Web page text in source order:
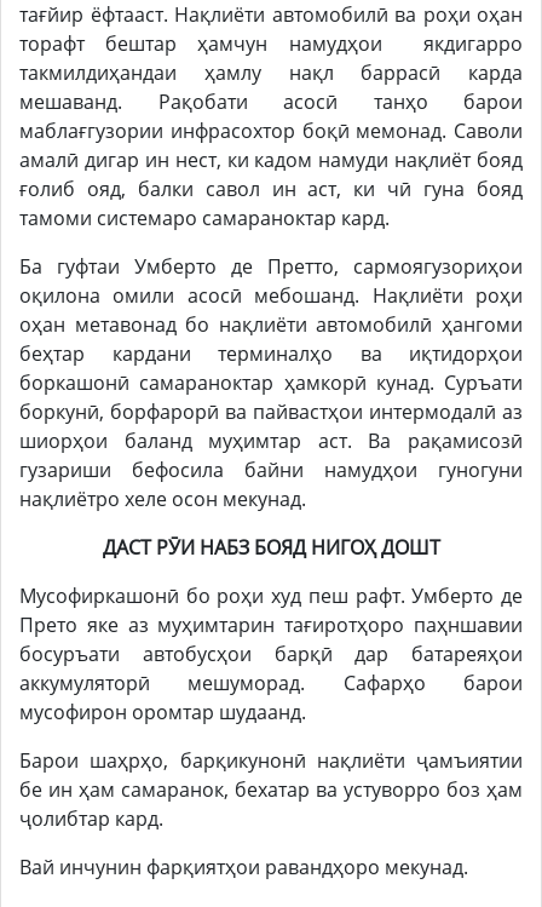
тағйир ёфтааст. Нақлиёти автомобилӣ ва роҳи оҳан
торафт бештар ҳамчун намудҳои якдигарро
такмилдиҳандаи ҳамлу нақл баррасӣ карда
мешаванд. Рақобати асосӣ танҳо барои
маблағгузории инфрасохтор боқӣ мемонад. Саволи
амалӣ дигар ин нест, ки кадом намуди нақлиёт бояд
ғолиб ояд, балки савол ин аст, ки чӣ гуна бояд
тамоми системаро самараноктар кард.
Ба гуфтаи Умберто де Претто, сармоягузориҳои
оқилона омили асосӣ мебошанд. Нақлиёти роҳи
оҳан метавонад бо нақлиёти автомобилӣ ҳангоми
беҳтар кардани терминалҳо ва иқтидорҳои
боркашонӣ самараноктар ҳамкорӣ кунад. Суръати
боркунӣ, борфарорӣ ва пайвастҳои интермодалӣ аз
шиорҳои баланд муҳимтар аст. Ва рақамисозӣ
гузариши бефосила байни намудҳои гуногуни
нақлиётро хеле осон мекунад.
ДАСТ РӮИ НАБЗ БОЯД НИГОҲ ДОШТ
Мусофиркашонӣ бо роҳи худ пеш рафт. Умберто де
Прето яке аз муҳимтарин тағиротҳоро паҳншавии
босуръати автобусҳои барқӣ дар батареяҳои
аккумуляторӣ мешуморад. Сафарҳо барои
мусофирон оромтар шудаанд.
Барои шаҳрҳо, барқикунонӣ нақлиёти ҷамъиятии
бе ин ҳам самаранок, бехатар ва устуворро боз ҳам
ҷолибтар кард.
Вай инчунин фарқиятҳои равандҳоро мекунад.